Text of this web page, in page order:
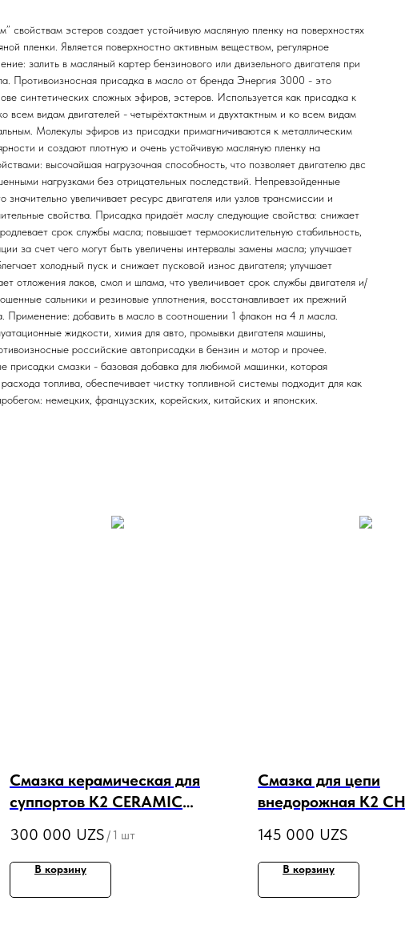
свойствам эстеров создает устойчивую масляную пленку на поверхностях
пленки. Является поверхностно активным веществом, регулярное
залить в масляный картер бензинового или двизельного двигателя при
Противоизносная присадка в масло от бренда Энергия 3000 - это
синтетических сложных эфиров, эстеров. Используется как присадка к
видам двигателей - четырёхтактным и двухтактным и ко всем видам
Молекулы эфиров из присадки примагничиваются к металлическим
и создают плотную и очень устойчивую масляную пленку на
высочайшая нагрузочная способность, что позволяет двигателю двс
нагрузками без отрицательных последствий. Непревзойденные
увеличивает ресурс двигателя или узлов трансмиссии и
свойства. Присадка придаёт маслу следующие свойства: снижает
срок службы масла; повышает термоокислительную стабильность,
за счет чего могут быть увеличены интервалы замены масла; улучшает
холодный пуск и снижает пусковой износ двигателя; улучшает
отложения лаков, смол и шлама, что увеличивает срок службы двигателя и/
сальники и резиновые уплотнения, восстанавливает их прежний
Применение: добавить в масло в соотношении 1 флакон на 4 л масла.
жидкости, химия для авто, промывки двигателя машины,
российские автоприсадки в бензин и мотор и прочее.
присадки смазки - базовая добавка для любимой машинки, которая
топлива, обеспечивает чистку топливной системы подходит для как
немецких, французских, корейских, китайских и японских.
Смазка керамическая для
суппортов K2 CERAMIC
300 000 UZS / 1 шт
В корзину
Смазка для цепи
внедорожная K2
145 000 UZS
В корзину